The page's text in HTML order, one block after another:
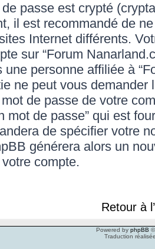
passe est crypté
il est recommandé de
Internet différents.
sur “Forum
une personne affiliée à
ne peut vous
de passe de votre
mot de passe” qui est
de spécifier votre
générera alors un
compte.
Retour à
Powered by phpBB
Traduction